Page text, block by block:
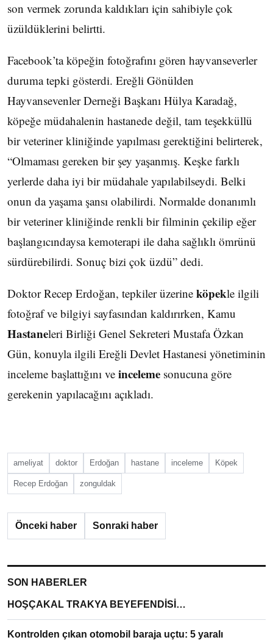
son vermek zorunda kaldıkları için sahibiyle çok
üzüldüklerini belirtti.
Facebook’ta köpeğin fotoğrafını gören hayvanseverler
duruma tepki gösterdi. Ereğli Gönülden
Hayvansevenler Derneği Başkanı Hülya Karadağ,
köpeğe müdahalenin hastanede değil, tam teşekküllü
bir veteriner kliniğinde yapılması gerektiğini belirterek,
“Olmaması gereken bir şey yaşanmış. Keşke farklı
yerlerde daha iyi bir müdahale yapılabilseydi. Belki
onun da yaşama şansı olabilirdi. Normalde donanımlı
bir veteriner kliniğinde renkli bir filminin çekilip eğer
başlangıcındaysa kemoterapi ile daha sağlıklı ömrünü
sürdürebilirdi. Sonuç bizi çok üzdü” dedi.
Doktor Recep Erdoğan, tepkiler üzerine köpekle ilgili
fotoğraf ve bilgiyi sayfasından kaldırırken, Kamu
Hastaneleri Birliği Genel Sekreteri Mustafa Özkan
Gün, konuyla ilgili Ereğli Devlet Hastanesi yönetiminin
inceleme başlattığını ve inceleme sonucuna göre
gerekenin yapılacağını açıkladı.
ameliyat doktor Erdoğan hastane inceleme Köpek
Recep Erdoğan zonguldak
Önceki haber Sonraki haber
SON HABERLER
HOŞÇAKAL TRAKYA BEYEFENDİSİ…
Kontrolden çıkan otomobil baraja uçtu: 5 yaralı